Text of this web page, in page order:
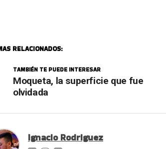
RELACIONADOS:
TAMBIÉN TE PUEDE INTERESAR
Moqueta, la superficie que fue
olvidada
Ignacio Rodriguez